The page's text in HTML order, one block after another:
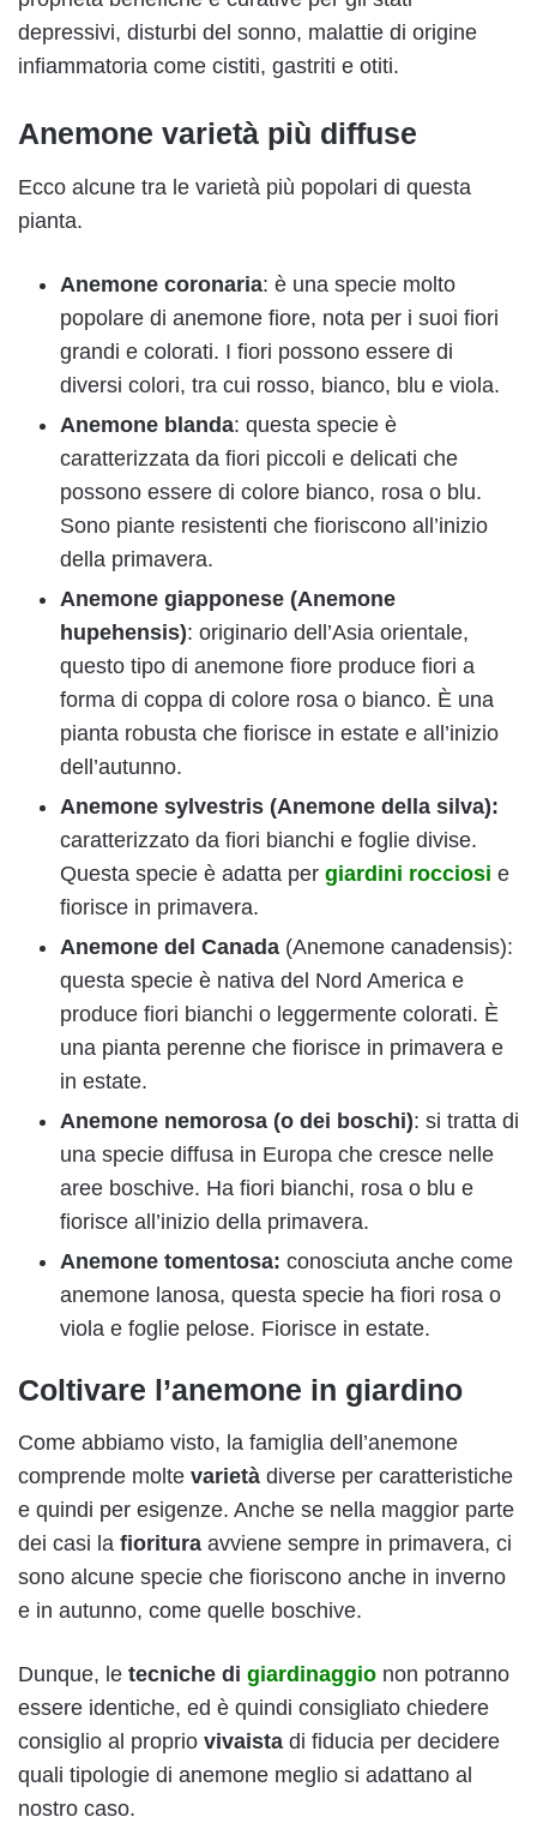
depressivi, disturbi del sonno, malattie di origine
infiammatoria come cistiti, gastriti e otiti.
Anemone varietà più diffuse
Ecco alcune tra le varietà più popolari di questa
pianta.
Anemone coronaria: è una specie molto
popolare di anemone fiore, nota per i suoi fiori
grandi e colorati. I fiori possono essere di
diversi colori, tra cui rosso, bianco, blu e viola.
Anemone blanda: questa specie è
caratterizzata da fiori piccoli e delicati che
possono essere di colore bianco, rosa o blu.
Sono piante resistenti che fioriscono all’inizio
della primavera.
Anemone giapponese (Anemone
hupehensis): originario dell’Asia orientale,
questo tipo di anemone fiore produce fiori a
forma di coppa di colore rosa o bianco. È una
pianta robusta che fiorisce in estate e all’inizio
dell’autunno.
Anemone sylvestris (Anemone della silva):
caratterizzato da fiori bianchi e foglie divise.
Questa specie è adatta per giardini rocciosi e
fiorisce in primavera.
Anemone del Canada (Anemone canadensis):
questa specie è nativa del Nord America e
produce fiori bianchi o leggermente colorati. È
una pianta perenne che fiorisce in primavera e
in estate.
Anemone nemorosa (o dei boschi): si tratta di
una specie diffusa in Europa che cresce nelle
aree boschive. Ha fiori bianchi, rosa o blu e
fiorisce all’inizio della primavera.
Anemone tomentosa: conosciuta anche come
anemone lanosa, questa specie ha fiori rosa o
viola e foglie pelose. Fiorisce in estate.
Coltivare l’anemone in giardino
Come abbiamo visto, la famiglia dell’anemone
comprende molte varietà diverse per caratteristiche
e quindi per esigenze. Anche se nella maggior parte
dei casi la fioritura avviene sempre in primavera, ci
sono alcune specie che fioriscono anche in inverno
e in autunno, come quelle boschive.
Dunque, le tecniche di giardinaggio non potranno
essere identiche, ed è quindi consigliato chiedere
consiglio al proprio vivaista di fiducia per decidere
quali tipologie di anemone meglio si adattano al
nostro caso.